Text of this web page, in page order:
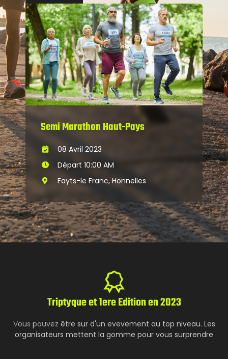
Semi Marathon Haut-Pays
08 Avril 2023
Départ 10:00 AM
Fayts-le Franc, Honnelles
Triptyque et 1ere Edition en 2023
Vous pouvez être sur d'un evevement au top niveau. Les
organisateurs mettent la gomme pour vous surprendre
RUNNING